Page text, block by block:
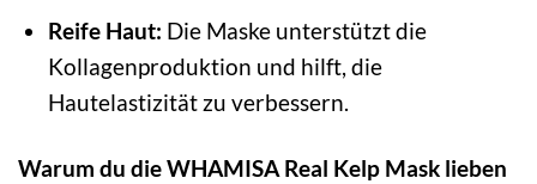
Reife Haut: Die Maske unterstützt die
Kollagenproduktion und hilft, die
Hautelastizität zu verbessern.
Warum du die WHAMISA Real Kelp Mask lieben